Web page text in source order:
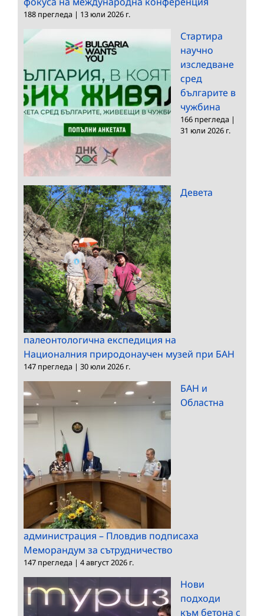
188 прегледа | 13 юли 2026 г.
Стартира
научно
изследване
сред
българите в
чужбина
166 прегледа |
31 юли 2026 г.
Девета
палеонтологична експедиция на
Националния природонаучен музей при БАН
147 прегледа | 30 юли 2026 г.
БАН и
Областна
администрация – Пловдив подписаха
Меморандум за сътрудничество
147 прегледа | 4 август 2026 г.
Нови
подходи
към бетона с